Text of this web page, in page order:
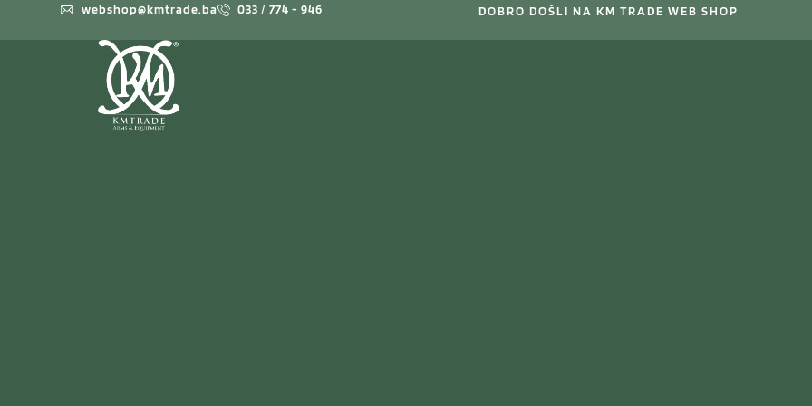
webshop@kmtrade.ba 033 / 774 - 946 DOBRO DOŠLI NA KM TRADE WEB SHOP